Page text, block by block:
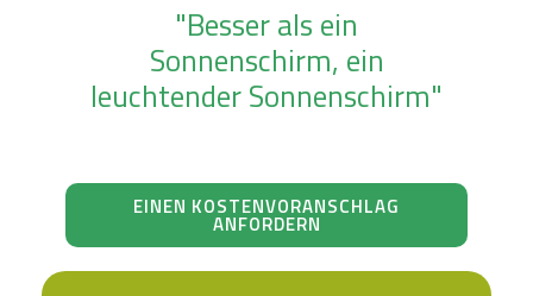
"Besser als ein
Sonnenschirm, ein
leuchtender Sonnenschirm"
EINEN KOSTENVORANSCHLAG
ANFORDERN